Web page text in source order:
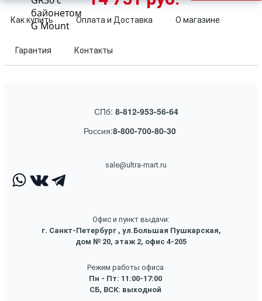
Как купить Оплата и Доставка О магазине
Гарантия Контакты
СПб: 8-812-953-56-64
Россия:8-800-700-80-30
sale@ultra-mart.ru
Офис и пункт выдачи:
г. Санкт-Петербург , ул.Большая Пушкарская,
дом № 20, этаж 2, офис 4-205
Режим работы офиса
Пн - Пт: 11:00-17:00
СБ, ВСК: выходной
байонетом
G Mount